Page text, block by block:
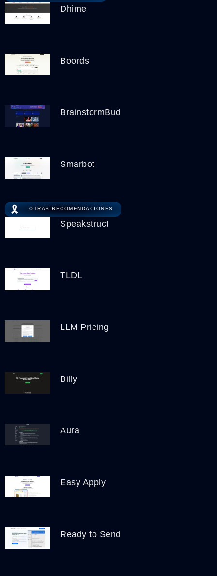
Dhime
Boords
BrainstormBud
Smarbot
🎗️ OTRAS RECOMENDACIONES
Speakstruct
TLDL
LLM Pricing
Billy
Aura
Easy Apply
Ready to Send